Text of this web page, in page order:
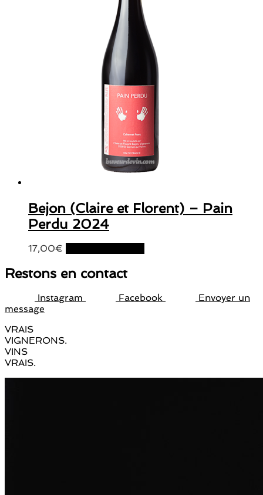
Bejon (Claire et Florent) – Pain
Perdu 2024
17,00€
Restons en contact
Instagram Facebook
Envoyer un
message
VRAIS
VIGNERONS.
VINS
VRAIS.